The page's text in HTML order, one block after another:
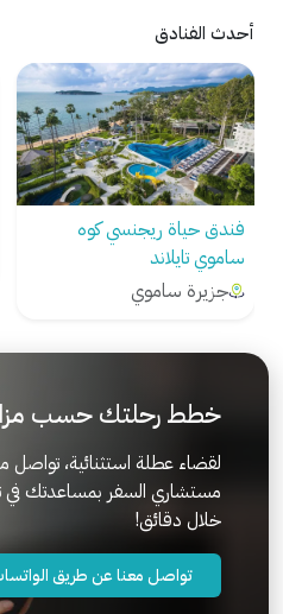
أحدث الفنادق
فندق حياة ريجنسي كوه
ساموي تايلاند
جزيرة ساموي
خطط رحلتك حسب
لقضاء عطلة استثنائية، تواصل
مستشاري السفر بمساعدتك
خلال دقائق!
تواصل معنا عن طريق